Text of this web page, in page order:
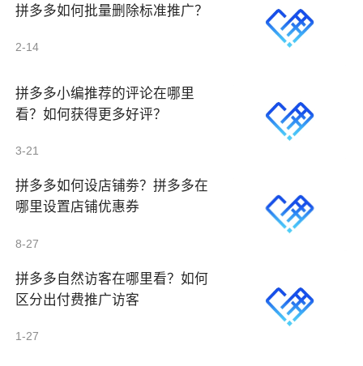
拼多多如何批量删除标准推广？
2-14
拼多多小编推荐的评论在哪里
看？如何获得更多好评？
3-21
拼多多如何设店铺劵？拼多多在
哪里设置店铺优惠券
8-27
拼多多自然访客在哪里看？如何
区分出付费推广访客
1-27